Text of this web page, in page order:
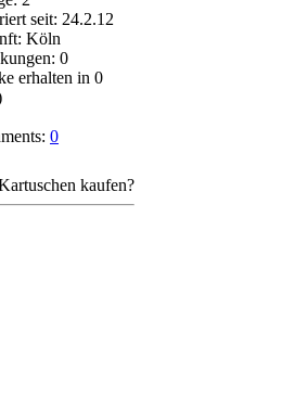
seit: 24.2.12
Köln
0
erhalten in 0
0
kaufen?